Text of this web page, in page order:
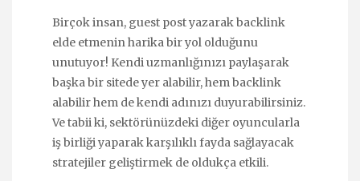
Birçok insan, guest post yazarak backlink
elde etmenin harika bir yol olduğunu
unutuyor! Kendi uzmanlığınızı paylaşarak
başka bir sitede yer alabilir, hem backlink
alabilir hem de kendi adınızı duyurabilirsiniz.
Ve tabii ki, sektörünüzdeki diğer oyuncularla
iş birliği yaparak karşılıklı fayda sağlayacak
stratejiler geliştirmek de oldukça etkili.